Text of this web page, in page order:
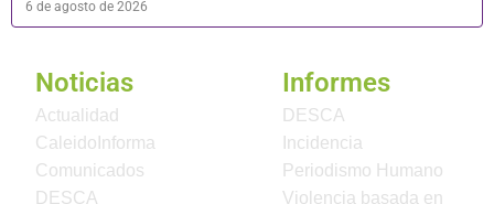
6 de agosto de 2026
Noticias
Actualidad
CaleidoInforma
Comunicados
DESCA
Informes
DESCA
Incidencia
Periodismo Humano
Violencia basada en